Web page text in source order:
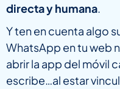
directa y humana.
Y ten en cuenta algo
WhatsApp en tu web
abrir la app del móvil
escribe…al estar